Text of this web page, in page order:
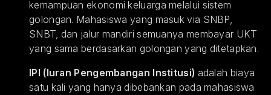
kemampuan ekonomi keluarga melalui sistem
golongan. Mahasiswa yang masuk via SNBP,
SNBT, dan jalur mandiri semuanya membayar UKT
yang sama berdasarkan golongan yang ditetapkan.
IPI (Iuran Pengembangan Institusi) adalah biaya
satu kali yang hanya dibebankan pada mahasiswa